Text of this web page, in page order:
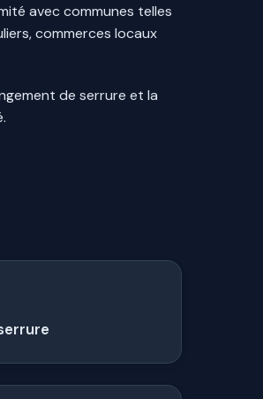
avec communes telles
commerces locaux
de serrure et la